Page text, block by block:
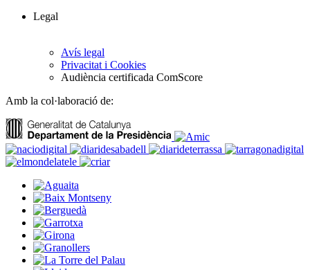
Legal
Avís legal
Privacitat i Cookies
Audiència certificada ComScore
Amb la col·laboració de: